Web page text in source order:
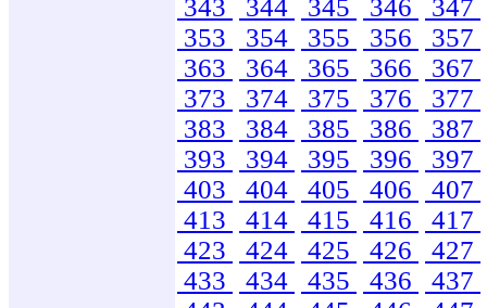
343
344 345 346
347
353
354 355 356
357
363
364 365 366
367
373
374 375 376
377
383
384 385 386
387
393
394 395 396
397
403
404 405 406
407
413
414 415 416
417
423
424 425 426
427
433
434 435 436
437